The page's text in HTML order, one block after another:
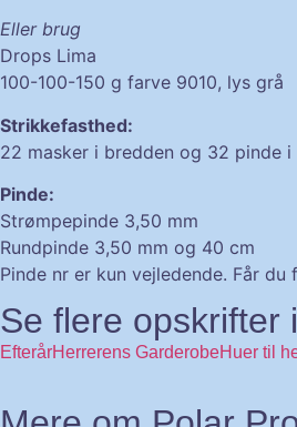
Eller brug
Drops Lima
100-100-150 g farve 9010, lys grå
Strikkefasthed:
22 masker i bredden og 32 pinde
Pinde:
Strømpepinde 3,50 mm
Rundpinde 3,50 mm og 40 cm
Pinde nr er kun vejledende. Får
Se flere opskrifter
EfterårHerrerens GarderobeHuer til